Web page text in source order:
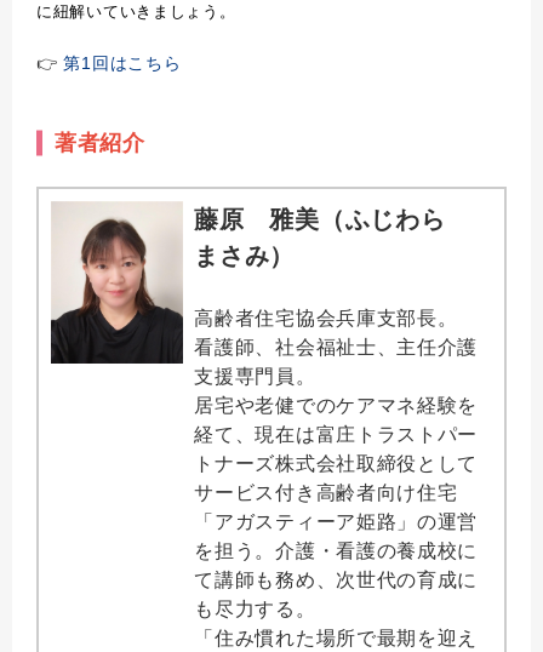
に紐解いていきましょう。
👉第1回はこちら
著者紹介
藤原 雅美（ふじわら
まさみ）
高齢者住宅協会兵庫支部長。
看護師、社会福祉士、主任介護
支援専門員。
居宅や老健でのケアマネ経験を
経て、現在は富庄トラストパー
トナーズ株式会社取締役として
サービス付き高齢者向け住宅
「アガスティーア姫路」の運営
を担う。介護・看護の養成校に
て講師も務め、次世代の育成に
も尽力する。
「住み慣れた場所で最期を迎え